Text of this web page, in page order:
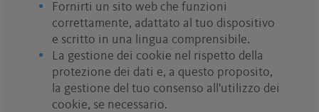
Fornirti un sito web che funzioni
correttamente, adattato al tuo dispositivo
e scritto in una lingua comprensibile.
La gestione dei cookie nel rispetto della
protezione dei dati e, a questo proposito,
la gestione del tuo consenso all'utilizzo dei
cookie, se necessario.